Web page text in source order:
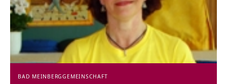
BAD MEINBERGGEMEINSCHAFT